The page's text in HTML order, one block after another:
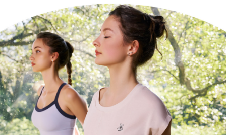
帳／街口支付／iPASS MONEY」等通路繳費。
【注意事項】
1.本服務係由「台灣大哥大股份有限公司」（以下簡稱本公司）所提供，讓
用戶於交易時，得透過本服務購買商品或服務，並由商店將買賣／分期付款
買賣價金債權讓與本公司後，依約使用本公司帳單繳交帳款。
2.基於同意付款使用「大哥付你分期」之契約關係目的，商店將以您的個人
資料（包含姓名、電話或地址）提供予台灣大哥大進項蒐集、處理及利用，
由本公司與您本人進行分期帳單所需資料之確認、核對及更正。
3.完整用戶服務條款，請詳閱以下連結：
https://oppay.tw/userRule
結帳頁面，進行簡訊認證並確認金額後，即可完成結帳。
２．訂單成立數日內，您將收到繳費通知簡訊。
３．收到繳費通知簡訊後14天內，點擊此簡訊中的連結，可透過四大超商／
ATM／網路銀行／等多元方式進行付款，方視為交易完成。
※ 請注意：結帳手續完成當下不需立刻繳費，但若您需要取消訂單，請聯絡
購買商品的店家。未經商家同意取消之訂單仍視為有效，需透過AFTEE先享
後付繳納相關費用。
※ 交易是否成功請以「AFTEE先享後付 」之結帳頁面顯示為準，若有關於
是否繳費成功／繳費後需取消欲退款等相關疑問，請聯繫「AFTEE先享後付
客戶支援中心」
https://netprotections.freshdesk.com/support/home
【注意事項】
１．透過由恩沛科技股份有限公司提供之「AFTEE先享後付」服務完成之交
易，需依本服務之必要範圍內提供個人資料，並將交易相關給付款項請求債
權轉讓予恩沛科技股份有限公司。
萊爾富取貨付款
每筆NT$120，滿NT$2,500(含以上)免運費
付款後萊爾富取貨
每筆NT$120，滿NT$2,500(含以上)免運費
7-11取貨付款
每筆NT$120，滿NT$2,500(含以上)免運費
付款後7-11取貨
每筆NT$120，滿NT$2,500(含以上)免運費